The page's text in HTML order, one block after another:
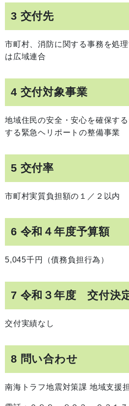
3 交付先
市町村、消防に関する事務を処
は広域連合
4 交付対象事業
地域住民の安全・安心を確保す
する緊急ヘリポートの整備事業
5 交付率
市町村実質負担額の１／２以内
6 令和４年度予算額
5,045千円（債務負担行為）
7 令和３年度 交付決
交付実績なし
8 問い合わせ
南海トラフ地震対策課 地域支援